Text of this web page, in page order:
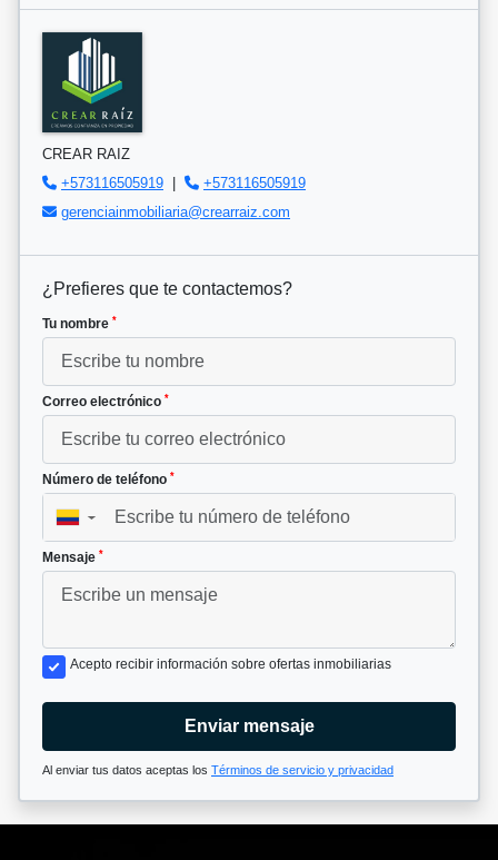
CREAR RAIZ
+573116505919
+573116505919
gerenciainmobiliaria@crearraiz.com
¿Prefieres que te contactemos?
Tu nombre *
Correo electrónico *
Número de teléfono *
▼
Mensaje *
Acepto recibir información sobre ofertas inmobiliarias
Enviar mensaje
Al enviar tus datos aceptas los Términos de servicio y privacidad